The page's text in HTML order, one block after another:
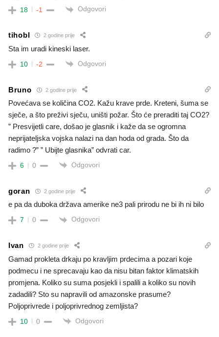
18 -1 Odgovori
tihobl 2 godine prije
Sta im uradi kineski laser.
10 -2 Odgovori
Bruno 2 godine prije
Povećava se količina CO2. Kažu krave prde. Kreteni, šuma se
sječe, a što preživi sječu, uništi požar. Što će preraditi taj CO2?
” Presvijetli care, došao je glasnik i kaže da se ogromna
neprijateljska vojska nalazi na dan hoda od grada. Što da
radimo ?” ” Ubijte glasnika” odvrati car.
6 0 Odgovori
goran 2 godine prije
e pa da duboka država amerike ne3 pali prirodu ne bi ih ni bilo
7 0 Odgovori
Ivan 2 godine prije
Gamad prokleta drkaju po kravljim prdecima a pozari koje
podmecu i ne sprecavaju kao da nisu bitan faktor klimatskih
promjena. Koliko su suma posjekli i spalili a koliko su novih
zadadili? Sto su napravili od amazonske prasume?
Poljoprivrede i poljoprivrednog zemljista?
10 0 Odgovori